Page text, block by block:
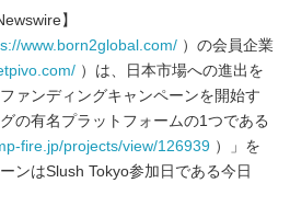
】
www.born2global.com/ ）の会員企業
）は、日本市場への進出を
ァンディングキャンペーンを開始す
の有名プラットフォームの1つである
fire.jp/projects/view/126939 ）」を
ンはSlush Tokyo参加日である今日